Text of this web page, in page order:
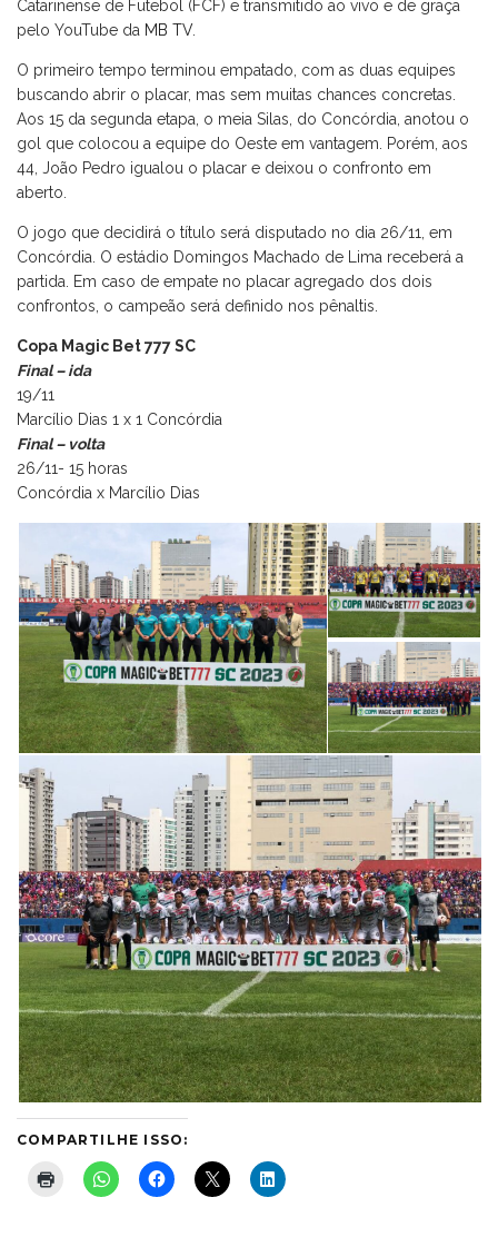
Catarinense de Futebol (FCF) e transmitido ao vivo e de graça
pelo YouTube da MB TV.
O primeiro tempo terminou empatado, com as duas equipes
buscando abrir o placar, mas sem muitas chances concretas.
Aos 15 da segunda etapa, o meia Silas, do Concórdia, anotou o
gol que colocou a equipe do Oeste em vantagem. Porém, aos
44, João Pedro igualou o placar e deixou o confronto em
aberto.
O jogo que decidirá o título será disputado no dia 26/11, em
Concórdia. O estádio Domingos Machado de Lima receberá a
partida. Em caso de empate no placar agregado dos dois
confrontos, o campeão será definido nos pênaltis.
Copa Magic Bet 777 SC
Final – ida
19/11
Marcílio Dias 1 x 1 Concórdia
Final – volta
26/11- 15 horas
Concórdia x Marcílio Dias
COMPARTILHE ISSO: